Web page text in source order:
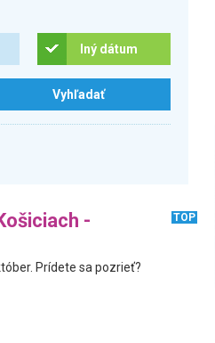
Iný dátum
-
TOP
Prídete sa pozrieť?